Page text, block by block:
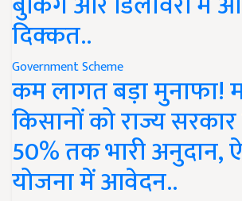
दिक्कत..
Government Scheme
कम लागत बड़ा
किसानों को राज्य
50% तक भारी अनुदान,
योजना में आवेदन..